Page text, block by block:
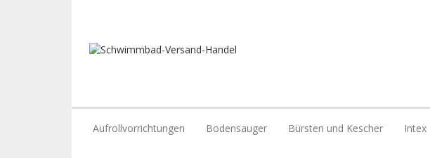
Aufrollvorrichtungen Bodensauger Bürsten und Kescher Intex